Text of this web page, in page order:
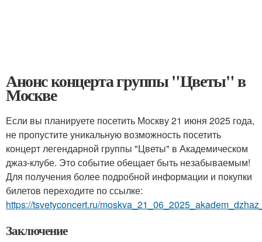
Анонс концерта группы "Цветы" в
Москве
Если вы планируете посетить Москву 21 июня 2025 года,
не пропустите уникальную возможность посетить
концерт легендарной группы "Цветы" в Академическом
джаз-клубе. Это событие обещает быть незабываемым!
Для получения более подробной информации и покупки
билетов переходите по ссылке:
https://tsvetyconcert.ru/
Заключение